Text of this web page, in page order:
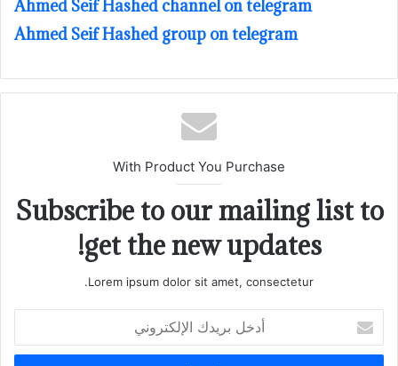
Ahmed Seif Hashed channel on telegram
Ahmed Seif Hashed group on telegram
With Product You Purchase
Subscribe to our mailing list to
get the new updates!
Lorem ipsum dolor sit amet, consectetur.
بريدك
الإلكتروني